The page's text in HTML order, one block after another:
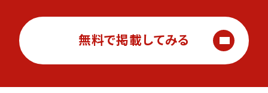
無料で掲載してみる